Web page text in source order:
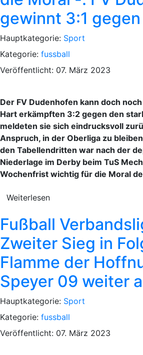
gewinnt 3:1
Hauptkategorie: Sport
Kategorie: fussball
Veröffentlicht: 07. März 2023
Der FV Dudenhofen kann doch
Hart erkämpften 3:2 gegen den
meldeten sie sich eindrucksvoll
Anspruch, in der Oberliga zu
den Tabellendritten war nach der
Niederlage im Derby beim TuS
Wochenfrist wichtig für die Moral
Weiterlesen
Fußball
Zweiter Sieg in
Flamme der
Speyer 09 weiter
Hauptkategorie: Sport
Kategorie: fussball
Veröffentlicht: 07. März 2023